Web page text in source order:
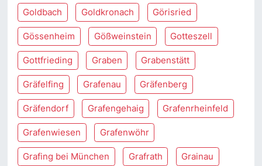
Goldbach Goldkronach Görisried
Gössenheim Gößweinstein Gotteszell
Gottfrieding Graben Grabenstätt
Gräfelfing Grafenau Gräfenberg
Gräfendorf Grafengehaig Grafenrheinfeld
Grafenwiesen Grafenwöhr
Grafing bei München Grafrath Grainau